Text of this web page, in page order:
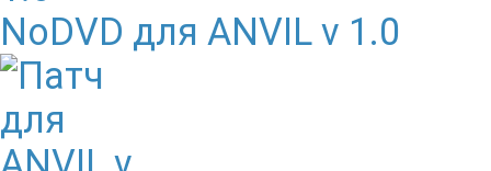
NoDVD для ANVIL v 1.0